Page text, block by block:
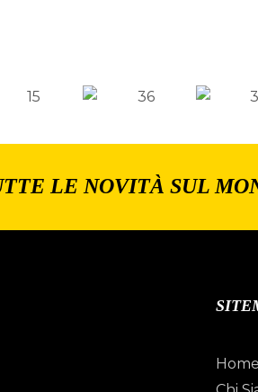
LE NOVITÀ SUL
Home